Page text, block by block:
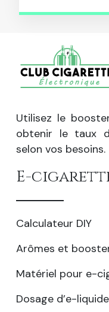
Utilisez le
obtenir le taux
selon vos besoins.
E-
Calculateur DIY
Arômes et
Matériel pour e-
Dosage d’e-liquide